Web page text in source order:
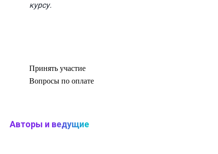
курсу.
Принять участие
Вопросы по оплате
Авторы и ведущие